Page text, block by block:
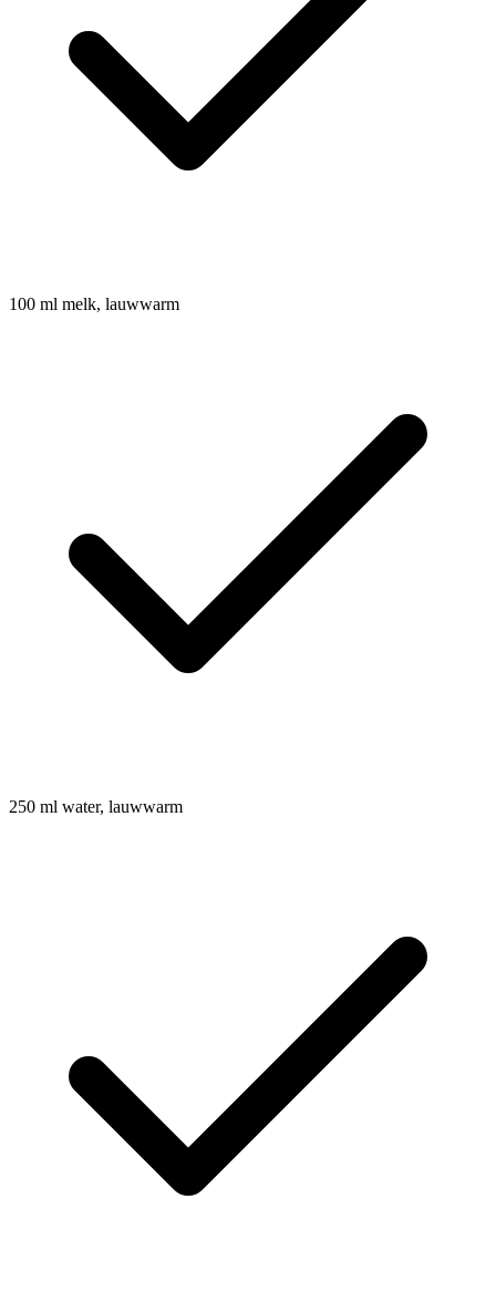
100 ml melk, lauwwarm
250 ml water, lauwwarm